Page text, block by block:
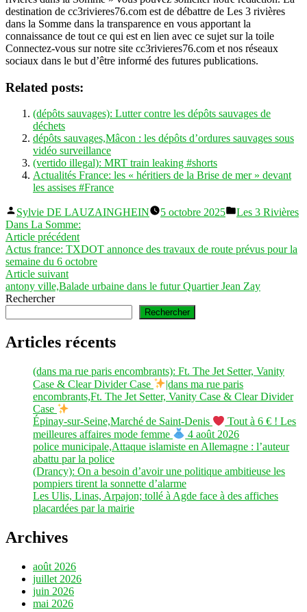
destination de cc3rivieres76.com est de débattre de Les 3 rivières
dans la Somme dans la transparence en vous apportant la
connaissance de tout ce qui est en lien avec ce sujet sur la toile
Connectez-vous sur notre site cc3rivieres76.com et nos réseaux
sociaux dans le but d’être informé des futures publications.
Related posts:
(dépôts sauvages): Lutter contre les dépôts sauvages de
déchets
dépôts sauvages,Mâcon : les dépôts d’ordures sauvages sous
vidéo surveillance
(vertido illegal): MRT train leaking #shorts
Actualités France: les « héritiers de la Brise de mer » devant
les assises #France
Publié
par
Sylvie DE LAUZAINGHEIN 5 octobre 2025
Publié
Les 3 Rivières
Dans La Somme:
Navigation
de
l’article
Article précédentArticle
précédent :
Actus france: TXDOT annonce des travaux de route prévus pour la
semaine du 6 octobre
Article suivantArticle
suivant :
antony ville,Balade urbaine dans le futur Quartier Jean Zay
Rechercher
Rechercher
Articles récents
(dans ma rue paris encombrants): Ft. The Jet Setter, Vanity
Case & Clear Divider Case
|dans ma rue paris
encombrants,Ft. The Jet Setter, Vanity Case & Clear Divider
Case
Épinay-sur-Seine,Marché de Saint-Denis
Tout à 6 € ! Les
meilleures affaires mode femme
4 août 2026
police municipale,Attaque islamiste en Allemagne : l’auteur
abattu par la police
(Drancy): On a besoin d’avoir une politique ambitieuse les
pompiers tirent la sonnette d’alarme
Les Ulis, Linas, Arpajon; tollé à Agde face à des affiches
placardées par la mairie
Archives
août 2026
juillet 2026
juin 2026
mai 2026